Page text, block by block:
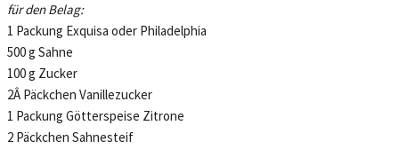
für den Belag:
1 Packung Exquisa oder Philadelphia
500 g Sahne
100 g Zucker
2Â Päckchen Vanillezucker
1 Packung Götterspeise Zitrone
2 Päckchen Sahnesteif